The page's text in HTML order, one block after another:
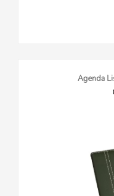
Agenda